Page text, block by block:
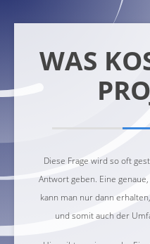
WAS
Diese Frage wird so oft
Antwort geben. Eine
kann man nur dann
und somit auch der